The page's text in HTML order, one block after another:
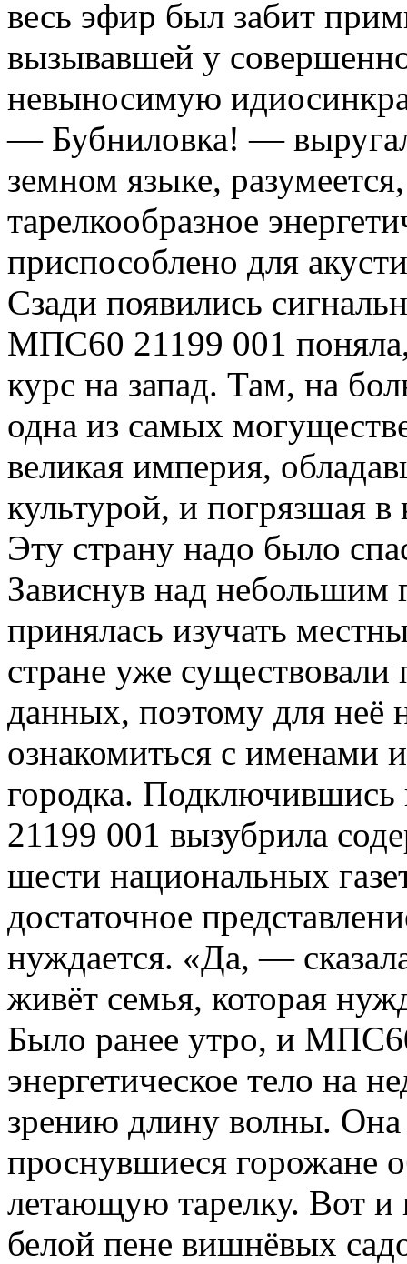
весь эфир был забит
вызывавшей у
невыносимую
— Бубниловка! —
земном языке,
тарелкообразное
приспособлено для
Сзади появились
МПС60 21199 001 поняла,
курс на запад. Там, на
одна из самых
великая империя,
культурой, и погрязшая
Эту страну надо было
Зависнув над
принялась изучать
стране уже
данных, поэтому для неё
ознакомиться с именами
городка.
21199 001 вызубрила
шести национальных
достаточное
нуждается. «Да, —
живёт семья, которая
Было ранее утро, и
энергетическое тело на
зрению длину волны. Она
проснувшиеся горожане
летающую тарелку. Вот и
белой пене вишнёвых